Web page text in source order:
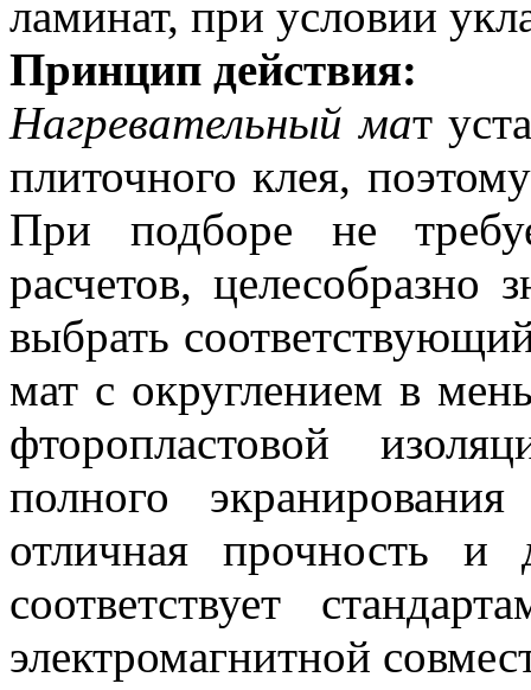
ламинат, при условии
Принцип действия:
Нагревательный мат
плиточного клея,
При подборе не
расчетов,
выбрать
мат с округлением в
фторопластовой
полного
отличная прочность и
соответствует
электромагнитной